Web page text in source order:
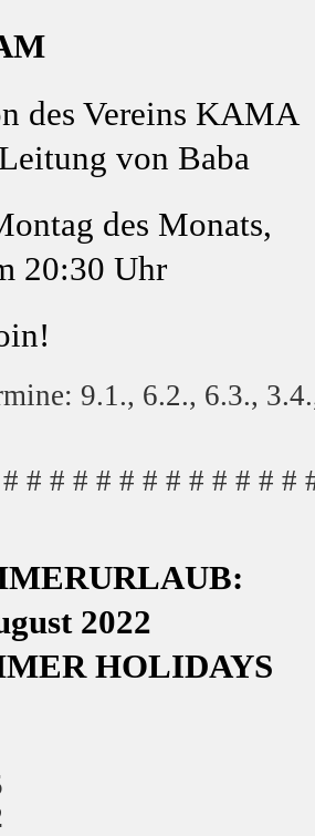
des Vereins KAMA
von Baba
des Monats,
20:30 Uhr
9.1., 6.2., 6.3.,
# # # # # # # # # # # #
2022
HOLIDAYS